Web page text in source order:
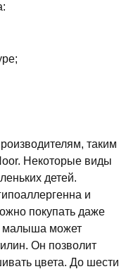
таким
Некоторые виды
детей.
и
покупать даже
малыша может
Он позволит
цвета. До шести